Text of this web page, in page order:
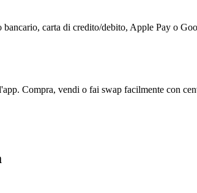
carta di credito/debito, Apple Pay o
Compra, vendi o fai swap facilmente con